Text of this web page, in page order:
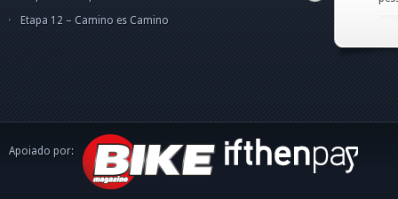
Etapa 12 – Camino es Camino
Apoiado por: